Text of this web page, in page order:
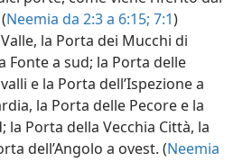
Neemia da 2:3 a 6:15; 7:1)
la Porta dei Mucchi di
Fonte a sud; la Porta delle
e la Porta dell’Ispezione a
la Porta delle Pecore e la
la Porta della Vecchia Città, la
dell’Angolo a ovest. (Neemia